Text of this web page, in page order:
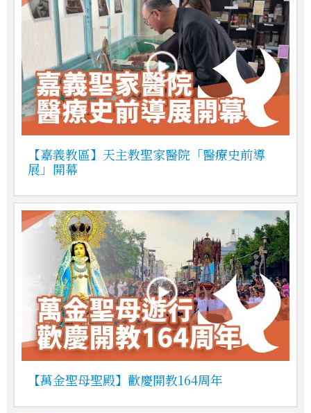
【嘉義教區】天主教聖家醫院「醫療史前導
展」開幕
【萬金聖母聖殿】歡慶開教164周年